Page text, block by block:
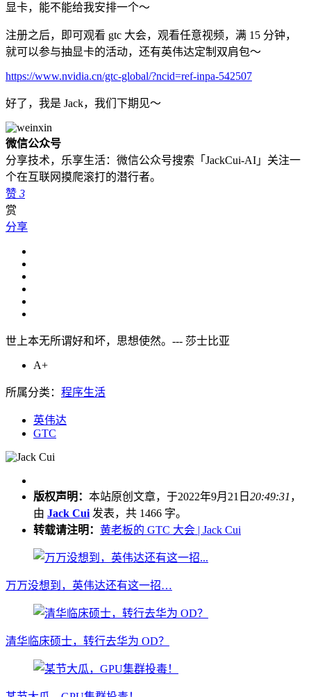
显卡，能不能给我安排一个～
注册之后，即可观看 gtc 大会，观看任意视频，满 15 分钟，
就可以参与抽显卡的活动，还有英伟达定制双肩包～
https://www.nvidia.cn/gtc-global/?ncid=ref-inpa-542507
好了，我是 Jack，我们下期见～
微信公众号
分享技术，乐享生活：微信公众号搜索「JackCui-AI」关注一
个在互联网摸爬滚打的潜行者。
赞 3
赏
分享
世上本无所谓好和坏，思想使然。--- 莎士比亚
A+
所属分类： 程序生活
英伟达
GTC
版权声明： 本站原创文章，于2022年9月21日 20:49:31 ，
由 Jack Cui 发表，共 1466 字。
转载请注明： 黄老板的 GTC 大会 | Jack Cui
万万没想到，英伟达还有这一招…
清华临床硕士，转行去华为 OD？